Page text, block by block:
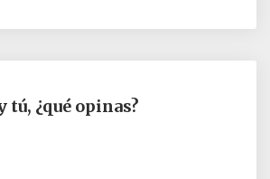
tú, ¿qué opinas?